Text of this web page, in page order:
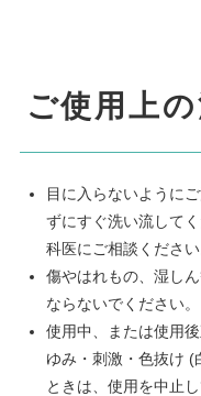
ご使用上
目に入らないように
ずにすぐ洗い流して
科医にご相談ください
傷やはれもの、湿し
ならないでください。
使用中、または使用
ゆみ・刺激・色抜け (
ときは、使用を中止